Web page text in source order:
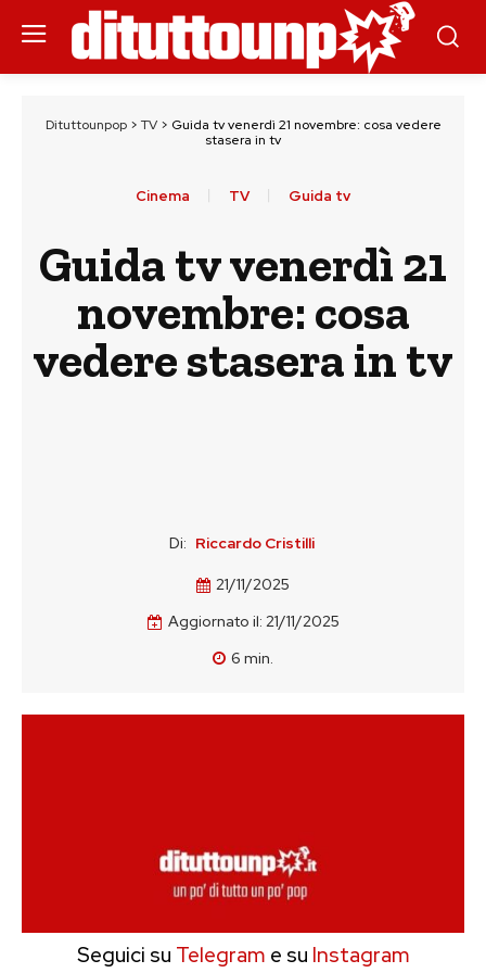
Dituttounpop> TV> Guida tv venerdì 21 novembre: cosa vedere
stasera in tv
Cinema TV Guida tv
Guida tv venerdì 21
novembre: cosa
vedere stasera in tv
Di: Riccardo Cristilli
21/11/2025
Aggiornato il: 21/11/2025
6 min.
Seguici su Telegram e su Instagram